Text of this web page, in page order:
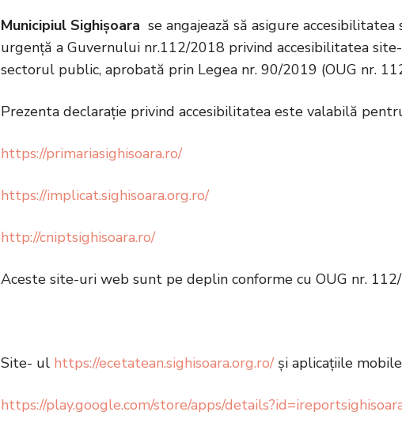
Municipiul Sighișoara se angajează să asigure
urgenţă a Guvernului nr.112/2018 privind accesibilitatea
sectorul public, aprobată prin Legea nr. 90/2019 (OUG nr.
Prezenta declarație privind accesibilitatea este valabilă
https://primariasighisoara.ro/
https://implicat.sighisoara.org.ro/
http://cniptsighisoara.ro/
Aceste site-uri web sunt pe deplin conforme cu OUG nr.
Site- ul https://ecetatean.sighisoara.org.ro/și aplicațiile mobile
https://play.google.com/store/apps/